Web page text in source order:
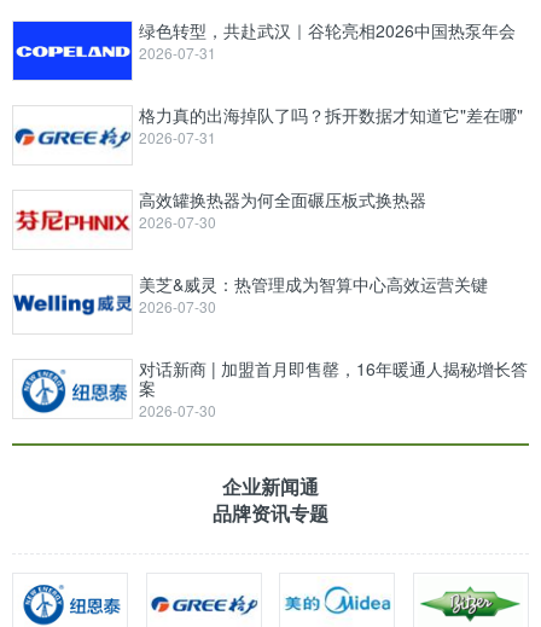
绿色转型，共赴武汉｜谷轮亮相2026中国热泵年会
2026-07-31
格力真的出海掉队了吗？拆开数据才知道它"差在哪"
2026-07-31
高效罐换热器为何全面碾压板式换热器
2026-07-30
美芝&威灵：热管理成为智算中心高效运营关键
2026-07-30
对话新商 | 加盟首月即售罄，16年暖通人揭秘增长答
案
2026-07-30
企业新闻通
品牌资讯专题